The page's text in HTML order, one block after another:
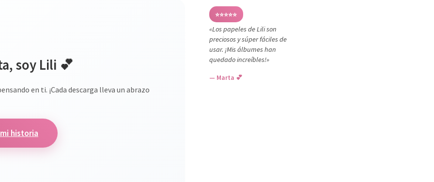
soy Lili 💕
en ti. ¡Cada descarga lleva un abrazo
historia
⭐⭐⭐⭐⭐
«Los papeles de Lili son
preciosos y súper fáciles de
usar. ¡Mis álbumes han
quedado increíbles!»
— Marta 💕